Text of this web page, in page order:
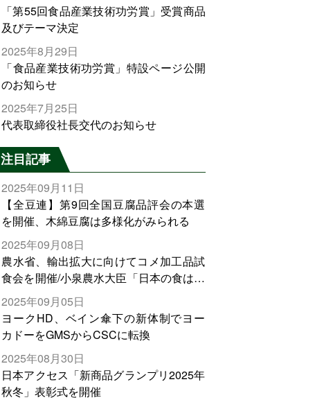
「第55回食品産業技術功労賞」受賞商品
及びテーマ決定
2025年8月29日
「食品産業技術功労賞」特設ページ公開
のお知らせ
2025年7月25日
代表取締役社長交代のお知らせ
注目記事
2025年09月11日
【全豆連】第9回全国豆腐品評会の本選
を開催、木綿豆腐は多様化がみられる
2025年09月08日
農水省、輸出拡大に向けてコメ加工品試
食会を開催/小泉農水大臣「日本の食は世
界でトップをとれる。米増産に向けて、
米輸出需要の拡大を」
2025年09月05日
ヨークHD、ベイン傘下の新体制でヨー
カドーをGMSからCSCに転換
2025年08月30日
日本アクセス「新商品グランプリ2025年
秋冬」表彰式を開催